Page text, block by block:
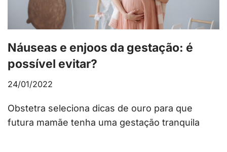
Náuseas e enjoos da gestação: é
possível evitar?
24/01/2022
Obstetra seleciona dicas de ouro para que
futura mamãe tenha uma gestação tranquila